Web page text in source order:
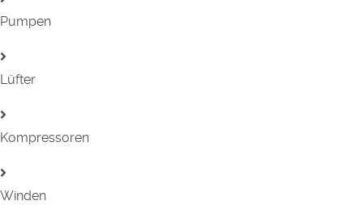
Pumpen
Lüfter
Kompressoren
Winden